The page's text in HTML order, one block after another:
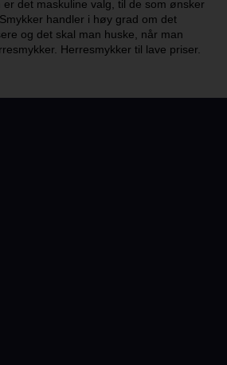
er det maskuline valg, til de som ønsker
handler i høy grad om det
og det skal man huske, når man
Herresmykker til lave priser.